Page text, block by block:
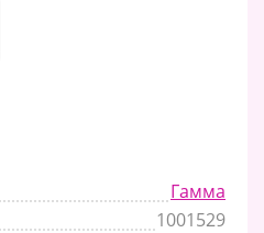
Гамма
1001529